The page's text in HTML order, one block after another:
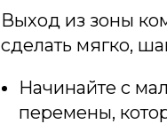
Выход из зоны
сделать мягко,
Начинайте с
перемены,